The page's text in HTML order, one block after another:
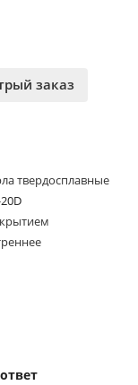
заказ
твердосплавные